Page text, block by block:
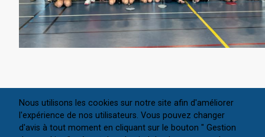
Au programme pour ces deux journées :
travail technique et travail tactique, adapté à chacune des
catégories.
Nous utilisons les cookies sur notre site afin d'améliorer
l'expérience de nos utilisateurs. Vous pouvez changer
d'avis à tout moment en cliquant sur le bouton " Gestion